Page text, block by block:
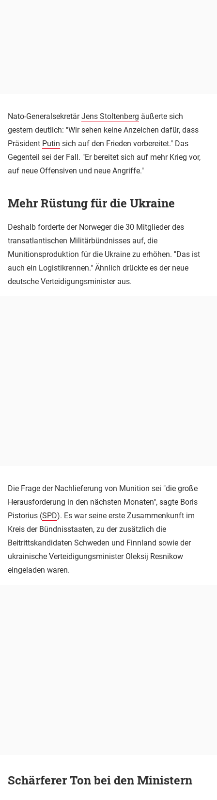
Nato-GeneralsekretärJens Stoltenberg äußerte sich
gestern deutlich: "Wir sehen keine Anzeichen dafür, dass
Präsident Putin sich auf den Frieden vorbereitet." Das
Gegenteil sei der Fall. "Er bereitet sich auf mehr Krieg vor,
auf neue Offensiven und neue Angriffe."
Mehr Rüstung für die Ukraine
Deshalb forderte der Norweger die 30 Mitglieder des
transatlantischen Militärbündnisses auf, die
Munitionsproduktion für die Ukraine zu erhöhen. "Das ist
auch ein Logistikrennen." Ähnlich drückte es der neue
deutsche Verteidigungsminister aus.
Die Frage der Nachlieferung von Munition sei "die große
Herausforderung in den nächsten Monaten", sagte Boris
Pistorius (SPD). Es war seine erste Zusammenkunft im
Kreis der Bündnisstaaten, zu der zusätzlich die
Beitrittskandidaten Schweden und Finnland sowie der
ukrainische Verteidigungsminister Oleksij Resnikow
eingeladen waren.
Schärferer Ton bei den Ministern